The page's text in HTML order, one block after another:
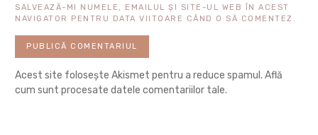
SALVEAZĂ-MI NUMELE, EMAILUL ȘI SITE-UL WEB ÎN ACEST
NAVIGATOR PENTRU DATA VIITOARE CÂND O SĂ COMENTEZ.
Acest site folosește Akismet pentru a reduce spamul. Află
cum sunt procesate datele comentariilor tale.